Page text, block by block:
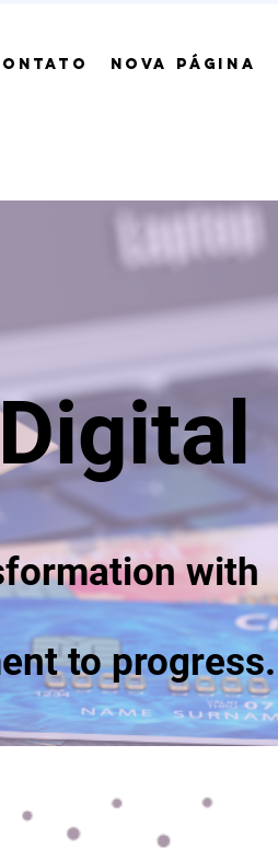
NOVA PÁGINA
with
to progress.